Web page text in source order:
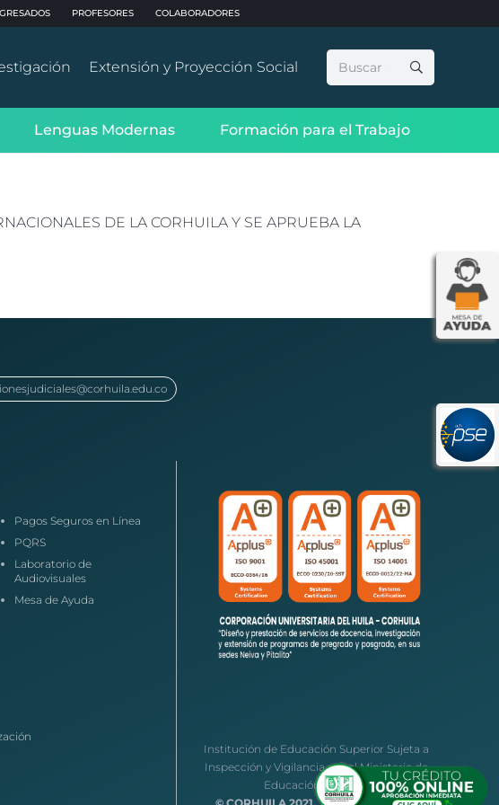
PROFESORES COLABORADORES
Extensión y Proyección Social Buscar:
Lenguas Modernas Formación para el Trabajo
DE LA CORHUILA Y SE APRUEBA LA
Pagos Seguros en Línea
PQRS
Laboratorio de
Audiovisuales
Mesa de Ayuda
Institución de Educación Superior Sujeta a
Inspección y Vigilancia por el Ministerio de
Educación Nacional